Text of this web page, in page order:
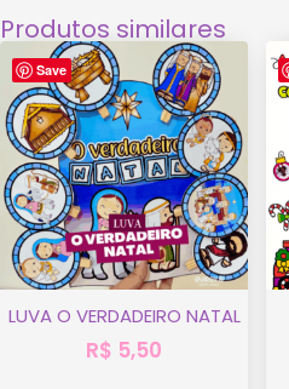
Produtos similares
Save
LUVA O VERDADEIRO NATAL
R$ 5,50